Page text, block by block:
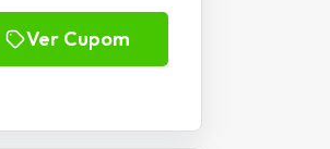
Ver Cupom